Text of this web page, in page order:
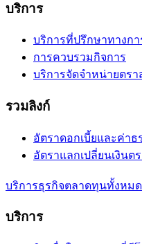
บริการ
บริการที่ปรึกษาทางกา
การควบรวมกิจการ
บริการจัดจำหน่ายตร
รวมลิงก์
อัตราดอกเบี้ยและค่าธ
อัตราแลกเปลี่ยนเงินต
บริการธุรกิจตลาดทุนทั้งหมด
บริการ